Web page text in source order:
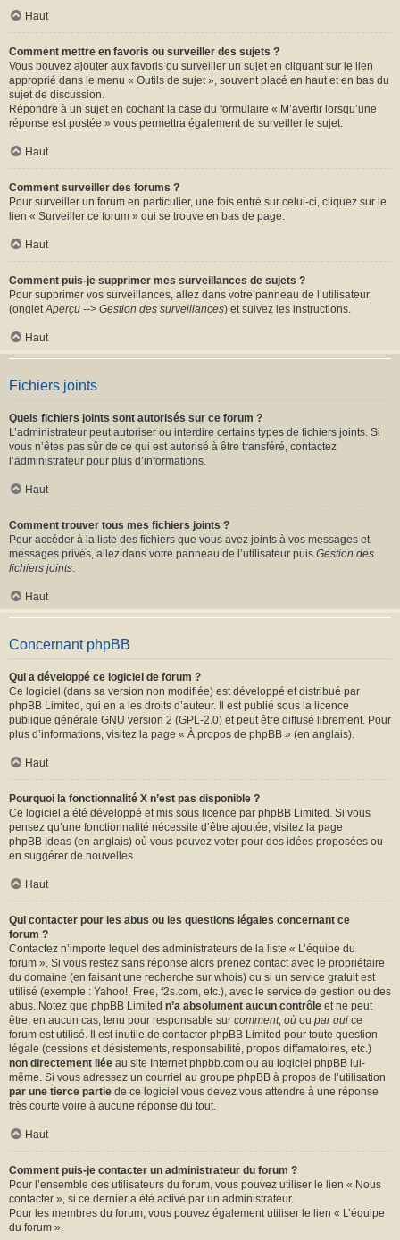
Haut
Comment mettre en favoris ou surveiller des sujets ?
Vous pouvez ajouter aux favoris ou surveiller un sujet en cliquant sur le lien
approprié dans le menu « Outils de sujet », souvent placé en haut et en bas du
sujet de discussion.
Répondre à un sujet en cochant la case du formulaire « M’avertir lorsqu’une
réponse est postée » vous permettra également de surveiller le sujet.
Haut
Comment surveiller des forums ?
Pour surveiller un forum en particulier, une fois entré sur celui-ci, cliquez sur le
lien « Surveiller ce forum » qui se trouve en bas de page.
Haut
Comment puis-je supprimer mes surveillances de sujets ?
Pour supprimer vos surveillances, allez dans votre panneau de l’utilisateur
(ongletAperçu --> Gestion des surveillances) et suivez les instructions.
Haut
Fichiers joints
Quels fichiers joints sont autorisés sur ce forum ?
L’administrateur peut autoriser ou interdire certains types de fichiers joints. Si
vous n’êtes pas sûr de ce qui est autorisé à être transféré, contactez
l’administrateur pour plus d’informations.
Haut
Comment trouver tous mes fichiers joints ?
Pour accéder à la liste des fichiers que vous avez joints à vos messages et
messages privés, allez dans votre panneau de l’utilisateur puis Gestion des
fichiers joints.
Haut
Concernant phpBB
Qui a développé ce logiciel de forum ?
Ce logiciel (dans sa version non modifiée) est développé et distribué par
phpBB Limited , qui en a les droits d’auteur. Il est publié sous la licence
publique générale GNU version 2 (GPL-2.0) et peut être diffusé librement. Pour
plus d’informations, visitez la page « À propos de phpBB » (en anglais).
Haut
Pourquoi la fonctionnalité X n’est pas disponible ?
Ce logiciel a été développé et mis sous licence par phpBB Limited. Si vous
pensez qu’une fonctionnalité nécessite d’être ajoutée, visitez la page
phpBB Ideas (en anglais) où vous pouvez voter pour des idées proposées ou
en suggérer de nouvelles.
Haut
Qui contacter pour les abus ou les questions légales concernant ce
forum ?
Contactez n’importe lequel des administrateurs de la liste « L’équipe du
forum ». Si vous restez sans réponse alors prenez contact avec le propriétaire
du domaine (en faisant une recherche sur whois) ou si un service gratuit est
utilisé (exemple : Yahoo!, Free, f2s.com, etc.), avec le service de gestion ou des
abus. Notez que phpBB Limited n’a absolument aucun contrôle et ne peut
être, en aucun cas, tenu pour responsable sur comment, où ou par qui ce
forum est utilisé. Il est inutile de contacter phpBB Limited pour toute question
légale (cessions et désistements, responsabilité, propos diffamatoires, etc.)
non directement liée au site Internet phpbb.com ou au logiciel phpBB lui-
même. Si vous adressez un courriel au groupe phpBB à propos de l’utilisation
par une tierce partie de ce logiciel vous devez vous attendre à une réponse
très courte voire à aucune réponse du tout.
Haut
Comment puis-je contacter un administrateur du forum ?
Pour l’ensemble des utilisateurs du forum, vous pouvez utiliser le lien « Nous
contacter », si ce dernier a été activé par un administrateur.
Pour les membres du forum, vous pouvez également utiliser le lien « L’équipe
du forum ».